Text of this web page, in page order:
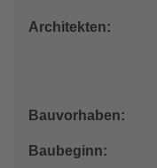
Architekten
Bauvorhaben
Baubeginn